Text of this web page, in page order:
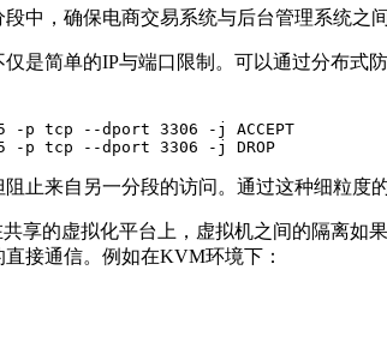
中，确保电商交易系统与后台管理系统之
是简单的IP与端口限制。可以通过分布式
-p tcp --dport 3306 -j ACCEPT
-p tcp --dport 3306 -j DROP
止来自另一分段的访问。通过这种细粒度
享的虚拟化平台上，虚拟机之间的隔离如
接通信。例如在KVM环境下：